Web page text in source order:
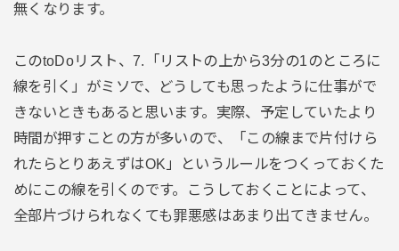
無くなります。
このtoDoリスト、7.「リストの上から3分の1のところに
線を引く」がミソで、どうしても思ったように仕事がで
きないときもあると思います。実際、予定していたより
時間が押すことの方が多いので、「この線まで片付けら
れたらとりあえずはOK」というルールをつくっておくた
めにこの線を引くのです。こうしておくことによって、
全部片づけられなくても罪悪感はあまり出てきません。